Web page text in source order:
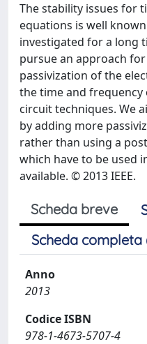
The stability issues for
equations is well
investigated for a long
pursue an approach
passivization of the
the time and frequency
circuit techniques. We
by adding more
rather than using a
which have to be used
available. © 2013 IEEE.
Scheda breve
Scheda completa
Anno
2013
Codice ISBN
978-1-4673-5707-4